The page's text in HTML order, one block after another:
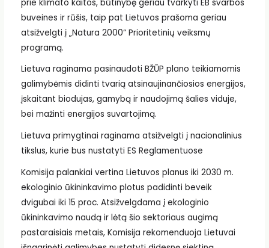
prie klimato kaitos, būtinybę geriau tvarkyti EB svarbos
buveines ir rūšis, taip pat Lietuvos prašoma geriau
atsižvelgti į „Natura 2000“ Prioritetinių veiksmų
programą.
Lietuva raginama pasinaudoti BŽŪP plano teikiamomis
galimybėmis didinti tvarią atsinaujinančiosios energijos,
įskaitant biodujas, gamybą ir naudojimą šalies viduje,
bei mažinti energijos suvartojimą.
Lietuva primygtinai raginama atsižvelgti į nacionalinius
tikslus, kurie bus nustatyti ES Reglamentuose
Komisija palankiai vertina Lietuvos planus iki 2030 m.
ekologinio ūkininkavimo plotus padidinti beveik
dvigubai iki 15 proc. Atsižvelgdama į ekologinio
ūkininkavimo naudą ir lėtą šio sektoriaus augimą
pastaraisiais metais, Komisija rekomenduoja Lietuvai